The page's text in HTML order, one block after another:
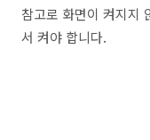
참고로 화면이 켜지지
서 켜야 합니다.